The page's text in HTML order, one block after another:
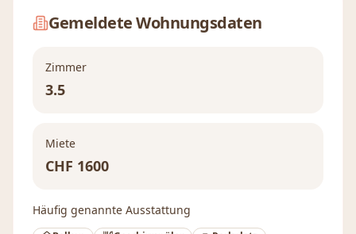
Gemeldete Wohnungsdaten
Zimmer
3.5
Miete
CHF 1600
Häufig genannte Ausstattung